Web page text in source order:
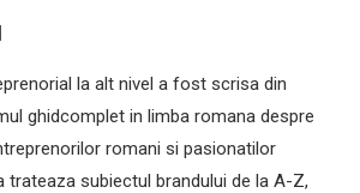
la alt nivel a fost scrisa din
ghidcomplet in limba romana despre
romani si pasionatilor
trateaza subiectul brandului de la A-Z,